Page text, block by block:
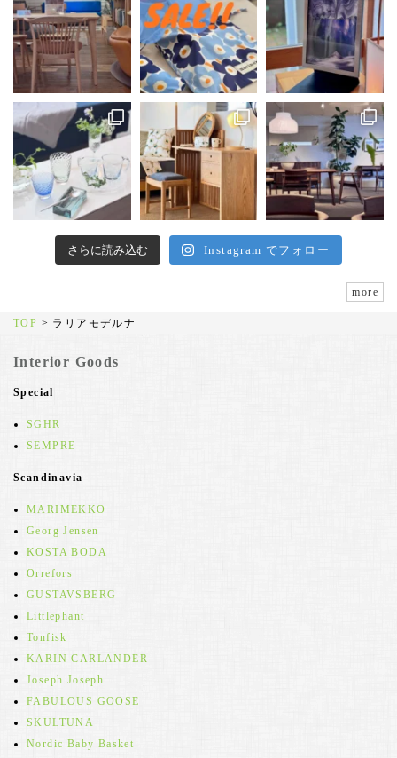
さらに読み込む Instagram でフォロー
more
TOP > ラリアモデルナ
Interior Goods
Special
SGHR
SEMPRE
Scandinavia
MARIMEKKO
Georg Jensen
KOSTA BODA
Orrefors
GUSTAVSBERG
Littlephant
Tonfisk
KARIN CARLANDER
Joseph Joseph
FABULOUS GOOSE
SKULTUNA
Nordic Baby Basket